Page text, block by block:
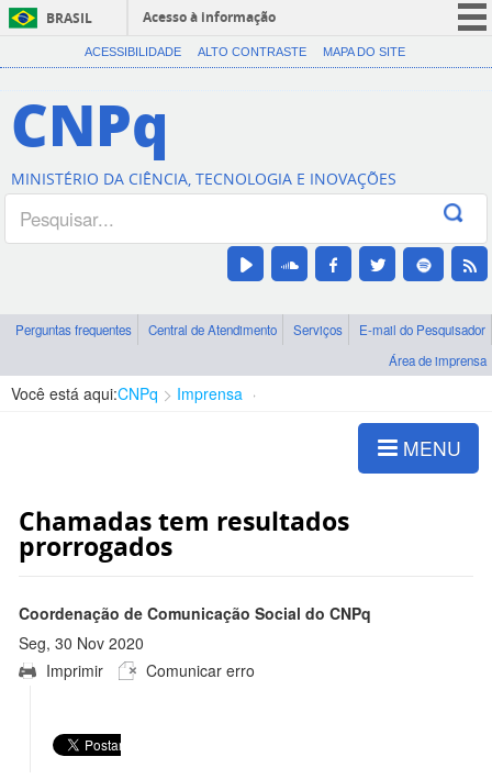
BRASIL
Acesso à informação
CORONAVÍRUS (COVID-19)
Canais
ACESSIBILIDADE ALTO CONTRASTE MAPA DO SITE
CNPq
MINISTÉRIO DA CIÊNCIA, TECNOLOGIA E INOVAÇÕES
Perguntas frequentes Central de Atendimento Serviços
E-mail do Pesquisador
Área de imprensa
Você está aqui:CNPq Imprensa
MENU
Chamadas tem resultados
prorrogados
Coordenação de Comunicação Social do CNPq
Seg, 30 Nov 2020
17:25:00 -0300
Imprimir Comunicar erro